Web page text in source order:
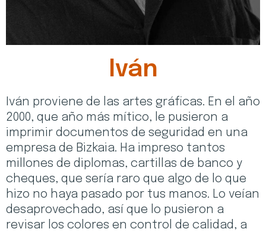
Iván
Iván proviene de las artes gráficas. En el año
2000, que año más mítico, le pusieron a
imprimir documentos de seguridad en una
empresa de Bizkaia. Ha impreso tantos
millones de diplomas, cartillas de banco y
cheques, que sería raro que algo de lo que
hizo no haya pasado por tus manos. Lo veían
desaprovechado, así que lo pusieron a
revisar los colores en control de calidad, a